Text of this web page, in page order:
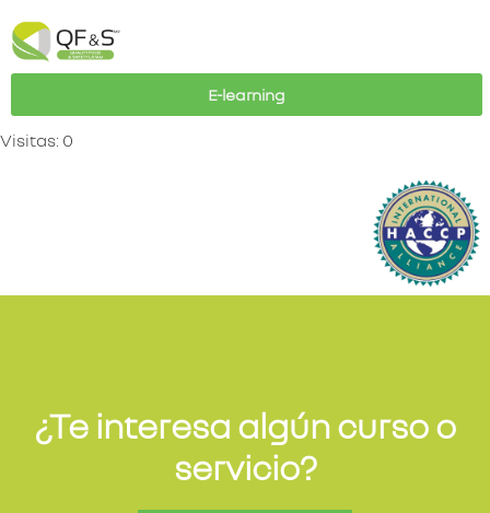
E-learning
Visitas: 0
¿Te interesa algún curso o
servicio?